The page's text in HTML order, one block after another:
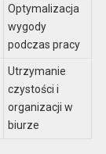
Optymalizacja
wygody
podczas pracy
Utrzymanie
czystości i
organizacji w
biurze